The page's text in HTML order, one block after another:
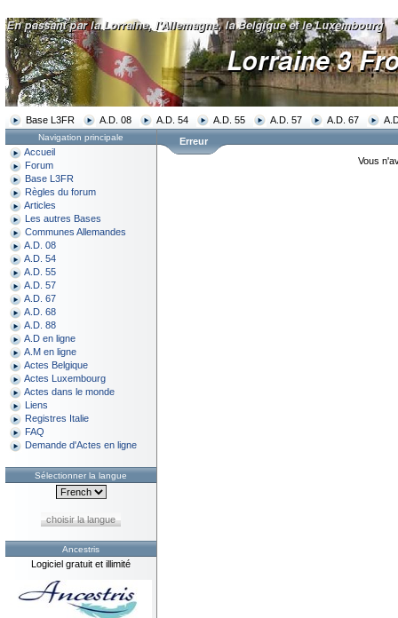
Base L3FR A.D. 08 A.D. 54 A.D. 55 A.D. 57 A.D. 67
Navigation principale
Accueil
Forum
Base L3FR
Règles du forum
Articles
Les autres Bases
Communes Allemandes
A.D. 08
A.D. 54
A.D. 55
A.D. 57
A.D. 67
A.D. 68
A.D. 88
A.D en ligne
A.M en ligne
Actes Belgique
Actes Luxembourg
Actes dans le monde
Liens
Registres Italie
FAQ
Demande d'Actes en ligne
Sélectionner la langue
choisir la langue
Ancestris
Logiciel gratuit et illimité
Erreur
Vous